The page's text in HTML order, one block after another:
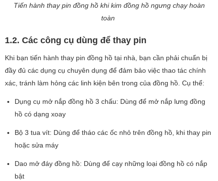
Tiến hành thay pin đồng hồ khi kim đồng hồ ngưng chạy hoàn
toàn
1.2. Các công cụ dùng để thay pin
Khi bạn tiến hành thay pin đồng hồ tại nhà, bạn cần phải chuẩn bị
đầy đủ các dụng cụ chuyên dụng để đảm bảo việc thao tác chính
xác, tránh làm hỏng các linh kiện bên trong của đồng hồ. Cụ thể:
Dụng cụ mở nắp đồng hồ 3 chấu: Dùng để mở nắp lưng đồng
hồ có dạng xoay
Bộ 3 tua vít: Dùng để tháo các ốc nhỏ trên đồng hồ, khi thay pin
hoặc sửa máy
Dao mở đáy đồng hồ: Dùng để cạy những loại đồng hồ có nắp
bật